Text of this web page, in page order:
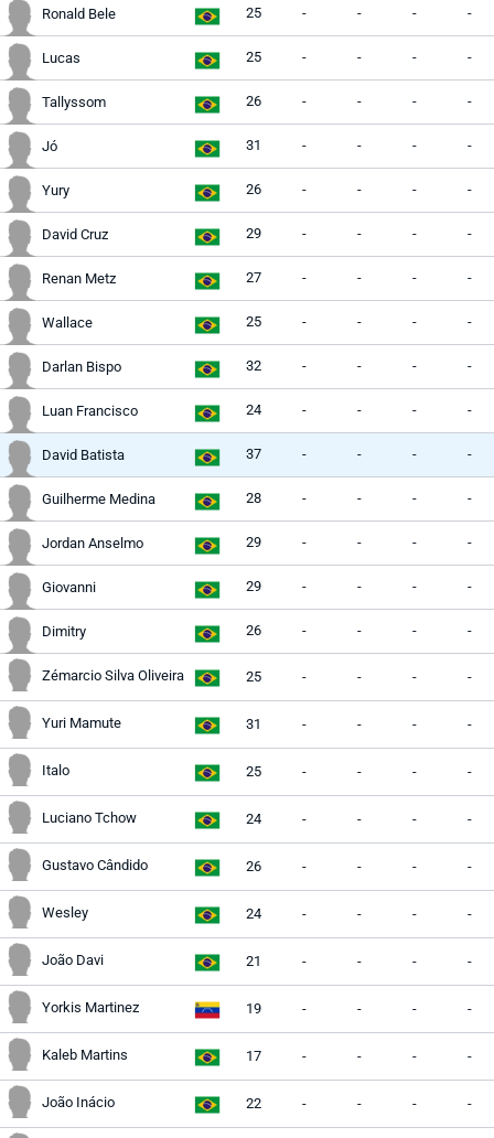
Ronald Bele 25 - - - -
Lucas 25 - - - -
Tallyssom 26 - - - -
Jó 31 - - - -
Yury 26 - - - -
David Cruz 29 - - - -
Renan Metz 27 - - - -
Wallace 25 - - - -
Darlan Bispo 32 - - - -
Luan Francisco 24 - - - -
David Batista 37 - - - -
Guilherme Medina 28 - - - -
Jordan Anselmo 29 - - - -
Giovanni 29 - - - -
Dimitry 26 - - - -
Zémarcio Silva Oliveira 25 - - - -
Yuri Mamute 31 - - - -
Italo 25 - - - -
Luciano Tchow 24 - - - -
Gustavo Cândido 26 - - - -
Wesley 24 - - - -
João Davi 21 - - - -
Yorkis Martinez 19 - - - -
Kaleb Martins 17 - - - -
João Inácio 22 - - - -